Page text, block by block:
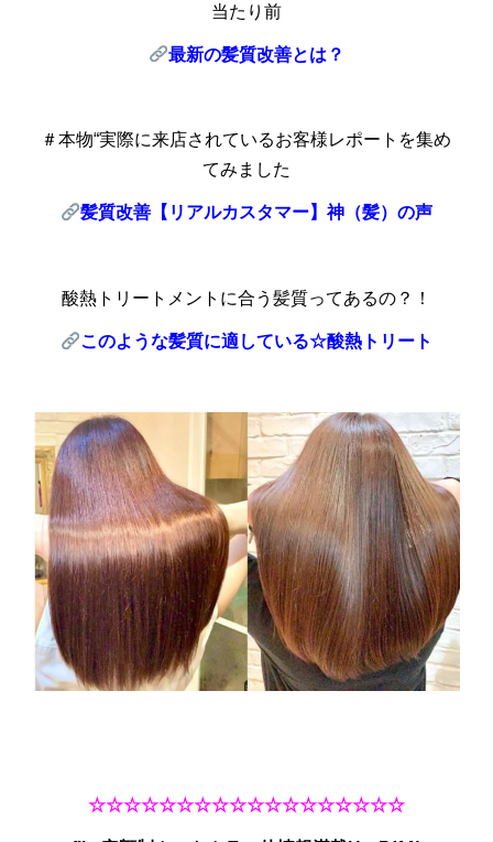
当たり前
最新の髪質改善とは？
＃本物“実際に来店されているお客様レポートを集め
てみました
髪質改善【リアルカスタマー】神（髪）の声
酸熱トリートメントに合う髪質ってあるの？！
このような髪質に適している☆酸熱トリート
☆☆☆☆☆☆☆☆☆☆☆☆☆☆☆☆☆☆